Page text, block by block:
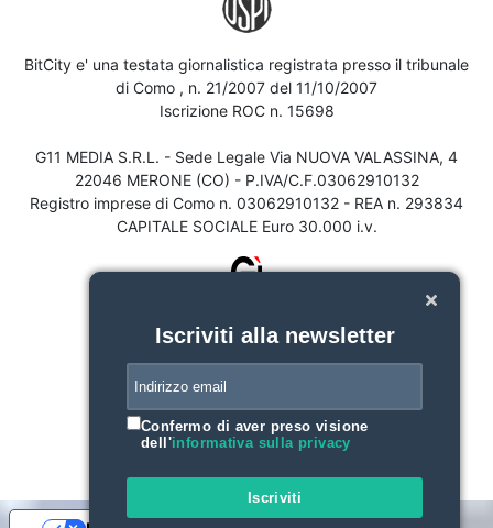
BitCity e' una testata giornalistica registrata presso il tribunale
di Como , n. 21/2007 del 11/10/2007
Iscrizione ROC n. 15698
G11 MEDIA S.R.L. - Sede Legale Via NUOVA VALASSINA, 4
22046 MERONE (CO) - P.IVA/C.F.03062910132
Registro imprese di Como n. 03062910132 - REA n. 293834
CAPITALE SOCIALE Euro 30.000 i.v.
Iscriviti alla newsletter
Confermo di aver preso visione
dell'informativa sulla privacy
Iscriviti